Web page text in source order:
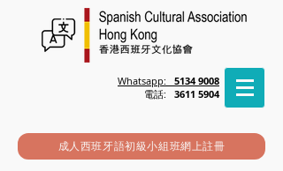
Whatsapp: 5134 9008
電話: 3611 5904
成人西班牙語初級小組班網上註冊